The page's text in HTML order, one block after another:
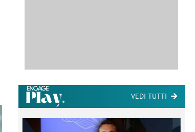
VEDI TUTTI